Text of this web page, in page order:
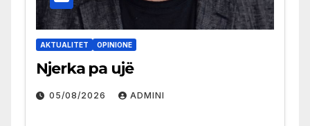
AKTUALITET OPINIONE
Njerka pa ujë
05/08/2026 ADMINI